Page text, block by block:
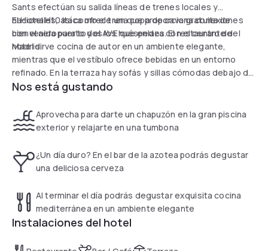
Sants efectúan su salida líneas de trenes locales y
nacionales, así como el tren que proporciona conexiones
con el aeropuerto y el AVE que enlaza con el centro de
Madrid.
El Hotel H10 Itaca ofrece una copa de cava gratuita de
bienvenida para todos los huéspedes. El restaurante del
hotel sirve cocina de autor en un ambiente elegante,
mientras que el vestíbulo ofrece bebidas en un entorno
refinado. En la terraza hay sofás y sillas cómodas debajo de
sombrillas, ideales para disfrutar de un cóctel.
Nos está gustando
Aprovecha para darte un chapuzón en la gran piscina
exterior y relajarte en una tumbona
¿Un día duro? En el bar de la azotea podrás degustar
una deliciosa cerveza
Al terminar el día podrás degustar exquisita cocina
mediterránea en un ambiente elegante
Instalaciones del hotel